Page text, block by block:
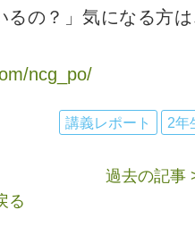
るの？」気になる方
ncg_po/
講義レポート 2年
過去の記事
る